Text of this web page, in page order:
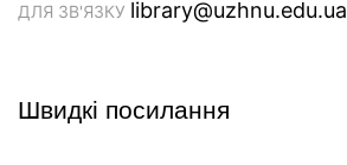
ДЛЯ ЗВ'ЯЗКУ library@uzhnu.edu.ua
Швидкі посилання